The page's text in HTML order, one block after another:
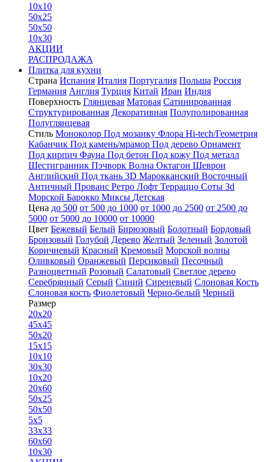
10x10
50x25
50x50
10x30
АКЦИИ
РАСПРОДАЖА
Плитка для кухни
Страна Испания Италия Португалия Польша Россия
Германия Англия Турция Китай Иран Индия
Поверхность Глянцевая Матовая Сатинированная
Структурированная Декоративная Полуполированная
Полуглянцевая
Стиль Моноколор Под мозаику Флора Hi-tech/Геометрия
Кабанчик Под камень/мрамор Под дерево Орнамент
Под кирпич Фауна Под бетон Под кожу Под металл
Шестигранник Пэчворк Волна Октагон Шеврон
Английский Под ткань 3D Марокканский Восточный
Античный Прованс Ретро Лофт Терраццо Соты 3d
Морской Барокко Миксы Детская
Цена до 500 от 500 до 1000 от 1000 до 2500 от 2500 до
5000 от 5000 до 10000 от 10000
Цвет Бежевый Белый Бирюзовый Болотный Бордовый
Бронзовый Голубой Дерево Желтый Зеленый Золотой
Коричневый Красный Кремовый Морской волны
Оливковый Оранжевый Персиковый Песочный
Разноцветный Розовый Салатовый Светлое дерево
Серебрянный Серый Синий Сиреневый Слоновая Кость
Слоновая кость Фиолетовый Черно-белый Черный
Размер
20x20
45x45
50x20
15x15
10x10
30x30
10x20
20x60
50x25
50x50
5x5
33x33
60x60
10x30